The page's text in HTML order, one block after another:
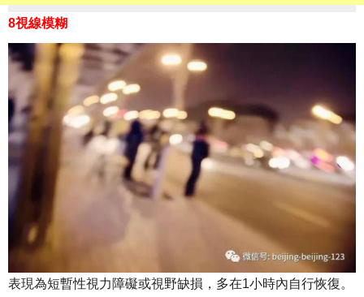
8視線模糊
表現為短暫性視力障礙或視野缺損，多在1小時內自行恢復。